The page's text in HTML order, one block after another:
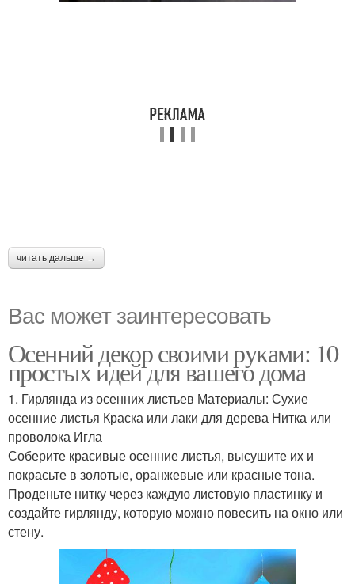
читать дальше →
Вас может заинтересовать
Осенний декор своими руками: 10
простых идей для вашего дома
1. Гирлянда из осенних листьев Материалы: Сухие
осенние листья Краска или лаки для дерева Нитка или
проволока Игла
Соберите красивые осенние листья, высушите их и
покрасьте в золотые, оранжевые или красные тона.
Проденьте нитку через каждую листовую пластинку и
создайте гирлянду, которую можно повесить на окно или
стену.